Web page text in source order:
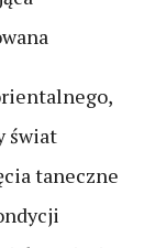
świat
taneczne